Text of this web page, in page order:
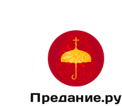
Предание.ру